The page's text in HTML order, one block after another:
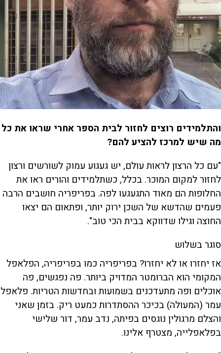
והתלמידים רוצים לחזור לבית הספר אחרי שראו את כל
מה שיש למרכז להציע להם?
"עם כל הרצון לראות עולם, יש געגוע עמוק לשורשים ורצון
לחזור למקום המוכר. בכלל, כשתלמידים והורים ראו את
החלופות הם מאוד התגעגעו לפה. בפריפריה חושבים הרבה
פעמים שהדשא של השכן ירוק יותר, ופתאום הם יצאו
החוצה וגילו שדווקא בבית הכי טוב".
סוגר בשלוש
אז יחזרו או לא יחזרו? בפריפריה כמו בפריפריה, הפלאפל
המקומי הוא הברומטר המדויק ביותר. פה נפגשים, פה
אוכלים ופה מתעדכנים בשמועות ובחדשות הטריות. פלאפל
עמר (המעולה) בכיכר ההסתדרות כמעט ריק. בזמן שאני
והצלם מרגולין נוגסים בפיתה, נדב עמר, דור שלישי
בפלאפלייה, מצטרף אלינו.